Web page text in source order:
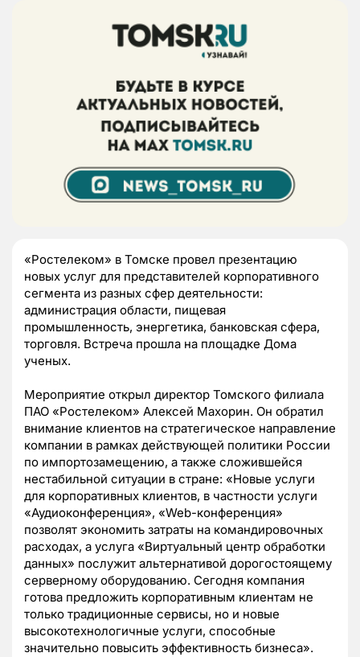
«Ростелеком» в Томске провел презентацию
новых услуг для представителей корпоративного
сегмента из разных сфер деятельности:
администрация области, пищевая
промышленность, энергетика, банковская сфера,
торговля. Встреча прошла на площадке Дома
ученых.
Мероприятие открыл директор Томского филиала
ПАО «Ростелеком» Алексей Махорин. Он обратил
внимание клиентов на стратегическое направление
компании в рамках действующей политики России
по импортозамещению, а также сложившейся
нестабильной ситуации в стране: «Новые услуги
для корпоративных клиентов, в частности услуги
«Аудиоконференция», «Web-конференция»
позволят экономить затраты на командировочных
расходах, а услуга «Виртуальный центр обработки
данных» послужит альтернативой дорогостоящему
серверному оборудованию. Сегодня компания
готова предложить корпоративным клиентам не
только традиционные сервисы, но и новые
высокотехнологичные услуги, способные
значительно повысить эффективность бизнеса».